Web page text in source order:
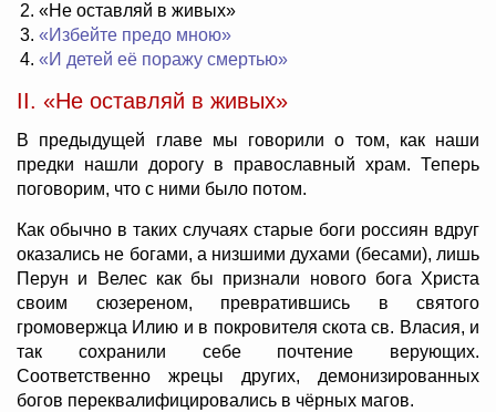
«Не оставляй в живых»
«Избейте предо мною»
«И детей её поражу смертью»
II. «Не оставляй в живых»
В предыдущей главе мы говорили о том, как наши
предки нашли дорогу в православный храм. Теперь
поговорим, что с ними было потом.
Как обычно в таких случаях старые боги россиян вдруг
оказались не богами, а низшими духами (бесами), лишь
Перун и Велес как бы признали нового бога Христа
своим сюзереном, превратившись в святого
громовержца Илию и в покровителя скота св. Власия, и
так сохранили себе почтение верующих.
Соответственно жрецы других, демонизированных
богов переквалифицировались в чёрных магов.